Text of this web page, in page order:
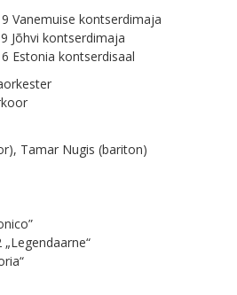
Vanemuise kontserdimaja
Jõhvi kontserdimaja
Estonia kontserdisaal
Tamar Nugis (bariton)